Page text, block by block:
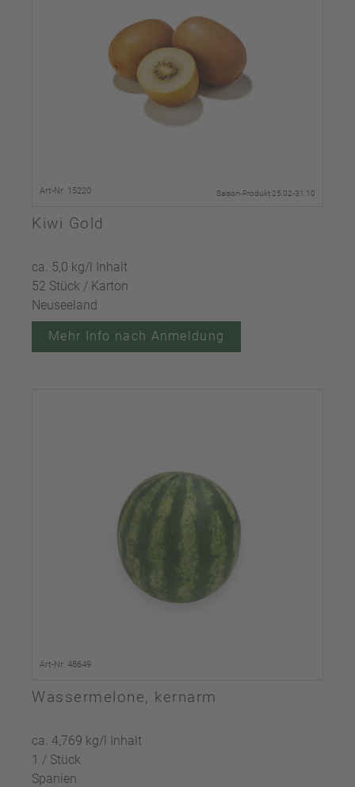
Art-Nr. 15220 Saison-Produkt 25.02-31.10
Kiwi Gold
ca. 5,0 kg/l Inhalt
52 Stück / Karton
Neuseeland
Mehr Info nach Anmeldung
Art-Nr. 48649
Wassermelone, kernarm
ca. 4,769 kg/l Inhalt
1 / Stück
Spanien